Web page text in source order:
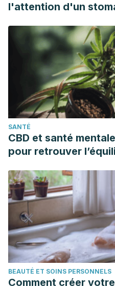
l'attention d'un
SANTÉ
CBD et santé
pour retrouver
BEAUTÉ ET SOINS PERSONNELS
Comment créer